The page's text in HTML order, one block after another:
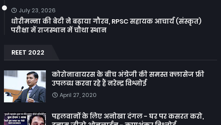
July 23, 2026
धोरीमन्ना की बेटी ने बढ़ाया गौरव, RPSC सहायक आचार्य (संस्कृत)
परीक्षा में राजस्थान में चौथा स्थान
REET 2022
कोरोनावायरस के बीच अंग्रेजी की समस्त क्लासेज फ्री
उपलब्ध करवा रहे हैं नरेन्द्र विश्नोई
April 27, 2020
पहलवानों के लिए अनोखा दंगल - घर पर कसरत करो,